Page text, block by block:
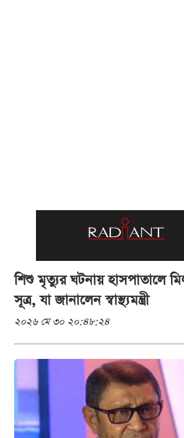
শিশু মৃত্যুর ঘটনায় হাসপাতালে
সূত্র, যা জানালেন স্বাস্থ্যমন্ত্রী
২০২৬ মে ৩০ ২০:৪৮:২৪